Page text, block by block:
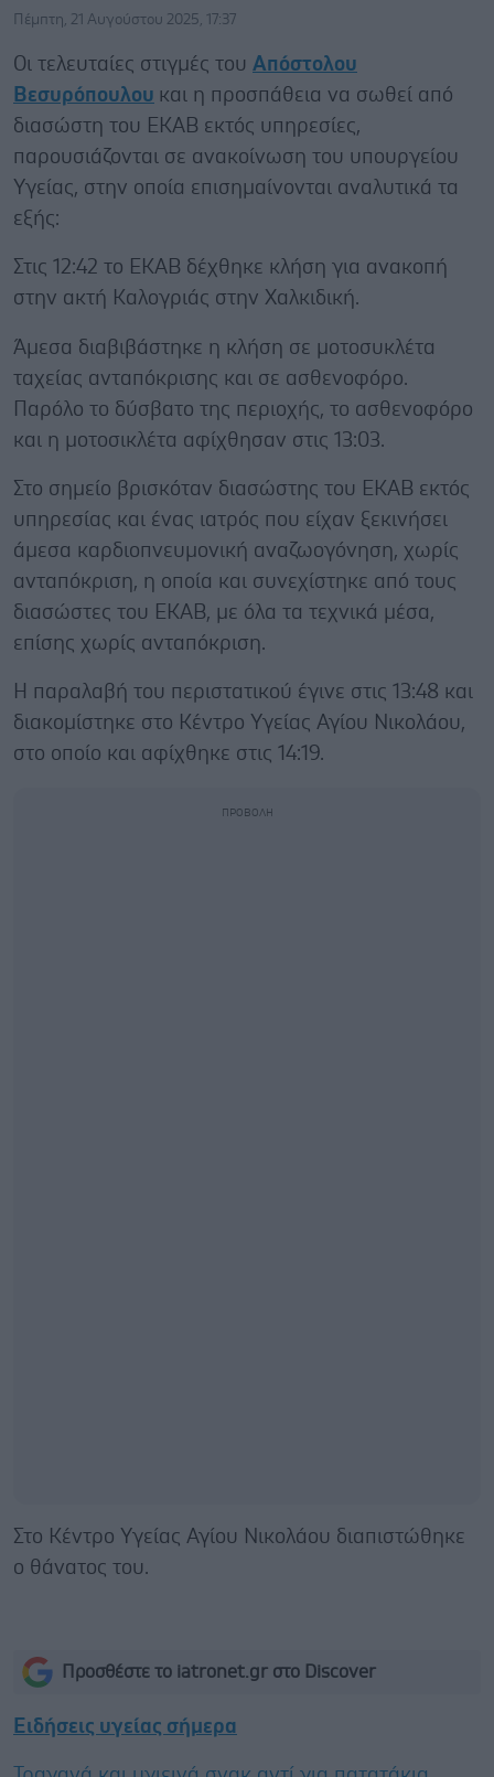
Πέμπτη, 21 Αυγούστου 2025, 17:37
Οι τελευταίες στιγμές του Απόστολου
Βεσυρόπουλου και η προσπάθεια να σωθεί από
διασώστη του ΕΚΑΒ εκτός υπηρεσίες,
παρουσιάζονται σε ανακοίνωση του υπουργείου
Υγείας, στην οποία επισημαίνονται αναλυτικά τα
εξής:
Στις 12:42 το ΕΚΑΒ δέχθηκε κλήση για ανακοπή
στην ακτή Καλογριάς στην Χαλκιδική.
Άμεσα διαβιβάστηκε η κλήση σε μοτοσυκλέτα
ταχείας ανταπόκρισης και σε ασθενοφόρο.
Παρόλο το δύσβατο της περιοχής, το ασθενοφόρο
και η μοτοσικλέτα αφίχθησαν στις 13:03.
Στο σημείο βρισκόταν διασώστης του ΕΚΑΒ εκτός
υπηρεσίας και ένας ιατρός που είχαν ξεκινήσει
άμεσα καρδιοπνευμονική αναζωογόνηση, χωρίς
ανταπόκριση, η οποία και συνεχίστηκε από τους
διασώστες του ΕΚΑΒ, με όλα τα τεχνικά μέσα,
επίσης χωρίς ανταπόκριση.
Η παραλαβή του περιστατικού έγινε στις 13:48 και
διακομίστηκε στο Κέντρο Υγείας Αγίου Νικολάου,
στο οποίο και αφίχθηκε στις 14:19.
Στο Κέντρο Υγείας Αγίου Νικολάου διαπιστώθηκε
ο θάνατος του.
Προσθέστε το iatronet.gr στο Discover
Ειδήσεις υγείας σήμερα